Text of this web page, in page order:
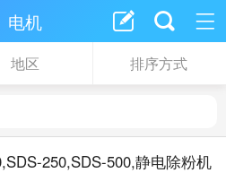
电机
地区 排序方式
250,SDS-500,静电除粉机